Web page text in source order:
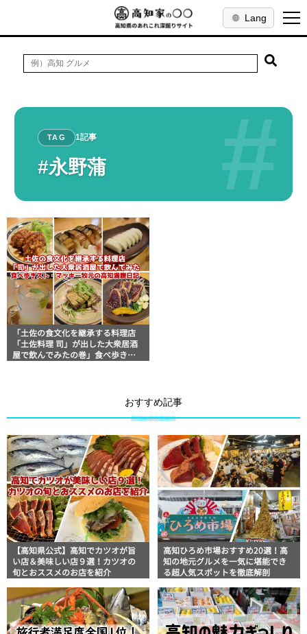
Lang
#
TAG 1記事
#永野蒲
「土佐の食文化を継承する料理店
「土佐料理 司」が出した大衆居酒
屋で飲んでみたの巻」食べ歩きス
おすすめ記事
【高知県公式】高知でカツオが旨
い店＆美味しい店９選！カツオの
旬とおススメのお店を紹介
高知ひろめ市場おすすめ20選！高
知の地元グルメを一気に堪能でき
る超人気スポットを徹底解剖